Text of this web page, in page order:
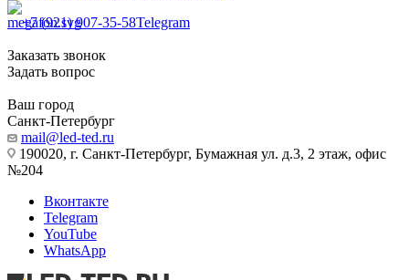
+7 (921) 907-35-58Telegram
Заказать звонок
Задать вопрос
Ваш город
Санкт-Петербург
mail@led-ted.ru
190020, г. Санкт-Петербург, Бумажная ул. д.3, 2 этаж, офис
№204
Вконтакте
Telegram
YouTube
WhatsApp